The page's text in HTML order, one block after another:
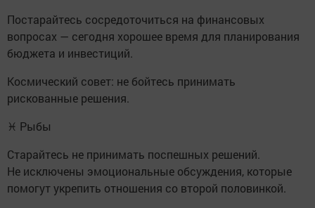
Постарайтесь сосредоточиться на финансовых
вопросах — сегодня хорошее время для планирования
бюджета и инвестиций.
Космический совет: не бойтесь принимать
рискованные решения.
♓ Рыбы
Старайтесь не принимать поспешных решений.
Не исключены эмоциональные обсуждения, которые
помогут укрепить отношения со второй половинкой.